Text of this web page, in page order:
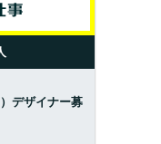
デザイナー募